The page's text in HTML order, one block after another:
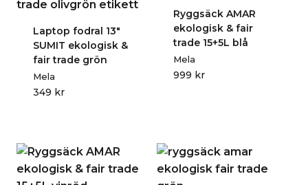
Laptop fodral 13″
SUMIT ekologisk &
fair trade grön
Mela
349 kr
Ryggsäck AMAR
ekologisk & fair
trade 15+5L blå
Mela
999 kr